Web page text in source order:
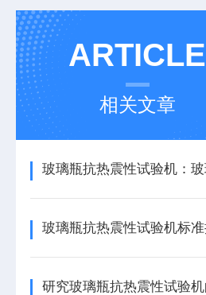
ARTICLE
相关文章